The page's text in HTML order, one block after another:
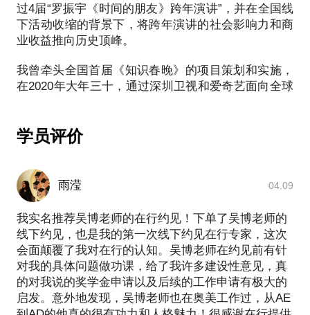
2. 针对你遇到的具体问题，给予一些案例参考和实施
建议。
同时，我也希望在见面前，你可以做好以下准备：
过4届“罗振宇《时间的朋友》跨年演讲”，并在全国线
下活动收缩的背景下，将跨年演讲的社会影响力和商
业收益推向历史顶峰。
我曾牵头全国首届《知识春晚》的项目策划和实施，
在2020年大年三十，通过深圳卫视和爱奇艺面向全球
我曾协助罗振宇老师，在江苏卫视黄金档推出全国首
获得了口碑和商务的双丰收。项目也获得了人民日
报、央广网推荐，广电总局发文表彰。
身为广告人期间，长期服务梅赛德斯·奔驰、红牛、
OPPO、361°、在行、分答等头部品牌，积累了丰富
的品牌建设和商业项目策划经验。例如，在在行担任
品牌负责人期间，我策划、实施了在行APP与滴滴、
Uber、中关村创业大街等品牌进行联合营销，推出“滴
滴移动图书馆”、“Uber X在行 一键呼叫额滴神”（行家
学员评价
雨滢 04.09
我实名推荐吴博老师的在行约见！下单了吴博老师的
线下约见，也是我的第一次线下约见在行专家，这次
会面颠覆了我对在行的认知。吴博老师在约见前有针
对我的具体问题做功课，给了我许多建设性意见，真
的对我说的奖学金申请以及后续的工作申请有极大的
启发。意外地发现，吴博老师也在奥美工作过，从AE